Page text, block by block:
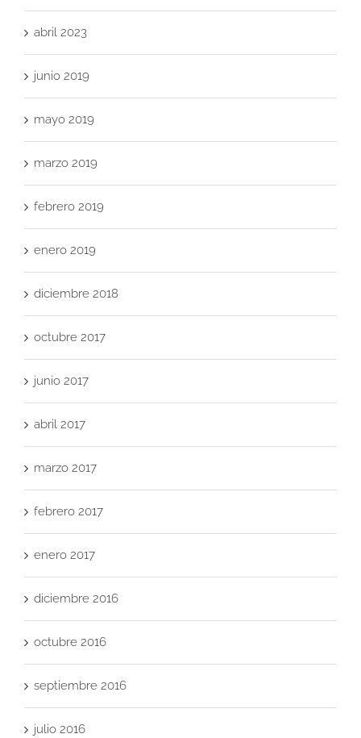
abril 2023
junio 2019
mayo 2019
marzo 2019
febrero 2019
enero 2019
diciembre 2018
octubre 2017
junio 2017
abril 2017
marzo 2017
febrero 2017
enero 2017
diciembre 2016
octubre 2016
septiembre 2016
julio 2016